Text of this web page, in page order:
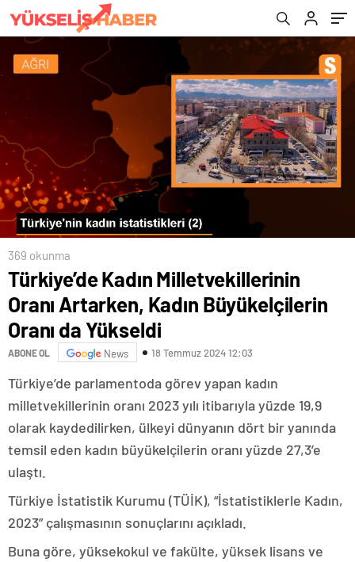
Yükseldi
369 okunma
Türkiye’de Kadın Milletvekillerinin
Oranı Artarken, Kadın Büyükelçilerin
Oranı da Yükseldi
ABONE OL News 18 Temmuz 2024 12:03
Türkiye’de parlamentoda görev yapan kadın
milletvekillerinin oranı 2023 yılı itibarıyla yüzde 19,9
olarak kaydedilirken, ülkeyi dünyanın dört bir yanında
temsil eden kadın büyükelçilerin oranı yüzde 27,3’e
ulaştı.
Türkiye İstatistik Kurumu (TÜİK), “İstatistiklerle Kadın,
2023” çalışmasının sonuçlarını açıkladı.
Buna göre, yüksekokul ve fakülte, yüksek lisans ve